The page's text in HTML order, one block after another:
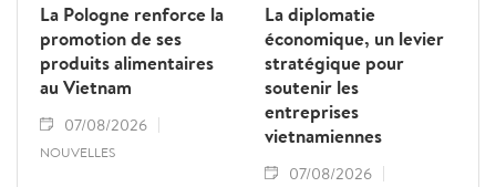
La Pologne renforce la
promotion de ses
produits alimentaires
au Vietnam
07/08/2026
NOUVELLES
La diplomatie
économique, un levier
stratégique pour
soutenir les
entreprises
vietnamiennes
07/08/2026